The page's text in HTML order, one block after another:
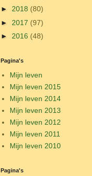
► 2018 (80)
► 2017 (97)
► 2016 (48)
Pagina's
Mijn leven
Mijn leven 2015
Mijn leven 2014
Mijn leven 2013
Mijn leven 2012
Mijn leven 2011
Mijn leven 2010
Pagina's